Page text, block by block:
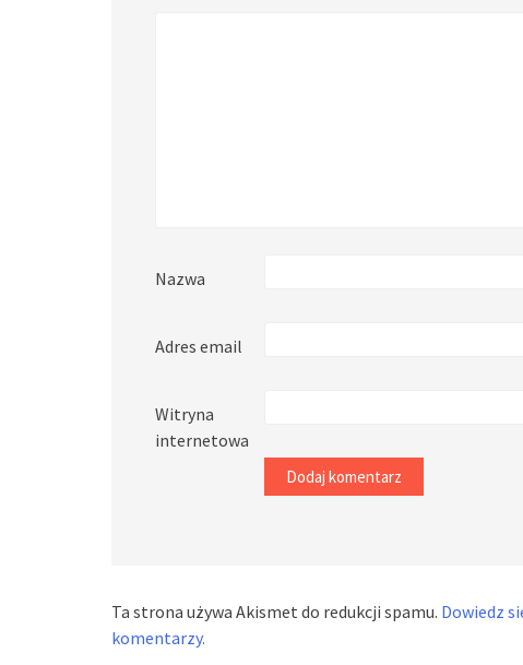
Nazwa
Adres email
Witryna
internetowa
Ta strona używa Akismet do redukcji spamu. Dowiedz
komentarzy.